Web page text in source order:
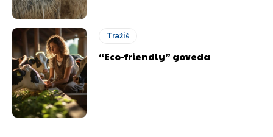
Tražiš
“Eco-friendly” goveda